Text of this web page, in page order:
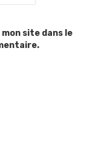
site dans le